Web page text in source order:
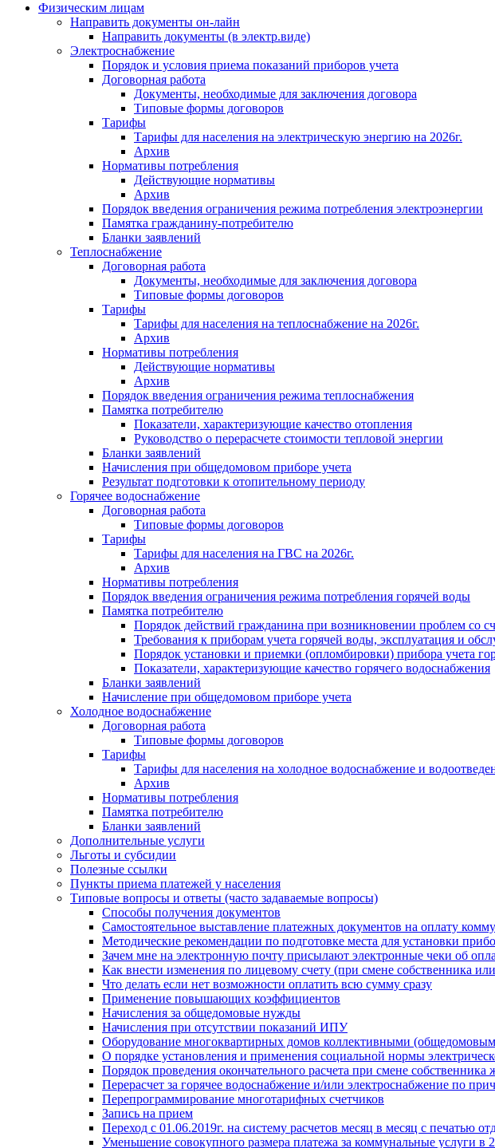
Физическим лицам
Направить документы он-лайн
Направить документы (в электр.виде)
Электроснабжение
Порядок и условия приема показаний приборов учета
Договорная работа
Документы, необходимые для заключения договора
Типовые формы договоров
Тарифы
Тарифы для населения на электрическую энергию на 2026г.
Архив
Нормативы потребления
Действующие нормативы
Архив
Порядок введения ограничения режима потребления электроэнергии
Памятка гражданину-потребителю
Бланки заявлений
Теплоснабжение
Договорная работа
Документы, необходимые для заключения договора
Типовые формы договоров
Тарифы
Тарифы для населения на теплоснабжение на 2026г.
Архив
Нормативы потребления
Действующие нормативы
Архив
Порядок введения ограничения режима теплоснабжения
Памятка потребителю
Показатели, характеризующие качество отопления
Руководство о перерасчете стоимости тепловой энергии
Бланки заявлений
Начисления при общедомовом приборе учета
Результат подготовки к отопительному периоду
Горячее водоснабжение
Договорная работа
Типовые формы договоров
Тарифы
Тарифы для населения на ГВС на 2026г.
Архив
Нормативы потребления
Порядок введения ограничения режима потребления горячей воды
Памятка потребителю
Порядок действий гражданина при возникновении проблем со
Требования к приборам учета горячей воды, эксплуатация и
Порядок установки и приемки (опломбировки) прибора учета
Показатели, характеризующие качество горячего водоснабжения
Бланки заявлений
Начисление при общедомовом приборе учета
Холодное водоснабжение
Договорная работа
Типовые формы договоров
Тарифы
Тарифы для населения на холодное водоснабжение и
Архив
Нормативы потребления
Памятка потребителю
Бланки заявлений
Дополнительные услуги
Льготы и субсидии
Полезные ссылки
Пункты приема платежей у населения
Типовые вопросы и ответы (часто задаваемые вопросы)
Способы получения документов
Самостоятельное выставление платежных документов на оплату
Методические рекомендации по подготовке места для установки
Зачем мне на электронную почту присылают электронные чеки об
Как внести изменения по лицевому счету (при смене собственника
Что делать если нет возможности оплатить всю сумму сразу
Применение повышающих коэффициентов
Начисления за общедомовые нужды
Начисления при отсутствии показаний ИПУ
Оборудование многоквартирных домов коллективными
О порядке установления и применения социальной нормы
Порядок проведения окончательного расчета при смене
Перерасчет за горячее водоснабжение и/или электроснабжение по
Перепрограммирование многотарифных счетчиков
Запись на прием
Переход с 01.06.2019г. на систему расчетов месяц в месяц с печатью
Уменьшение совокупного размера платежа за коммунальные услуги в